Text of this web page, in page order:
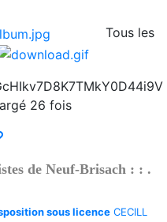
- La philatélie
- 1972-3-1
- La philatélie
- 1972-2-1
- La philatélie
- La philatélie
- 1986-1
- La philatélie
- 1976-3
- La philatélie
Tous les
26 fois
de Neuf-Brisach : : .
sous licence CECILL